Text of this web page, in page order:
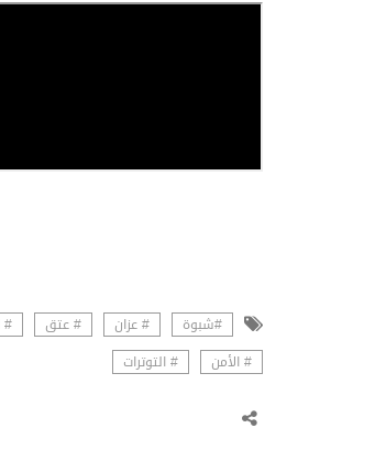
#شبوة # عزان # عتق #
# الأمن
# التوترات